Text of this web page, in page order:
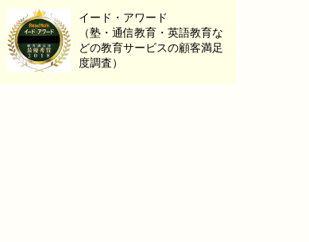
イード・アワード
（塾・通信教育・英語教育な
どの教育サービスの顧客満足
度調査）